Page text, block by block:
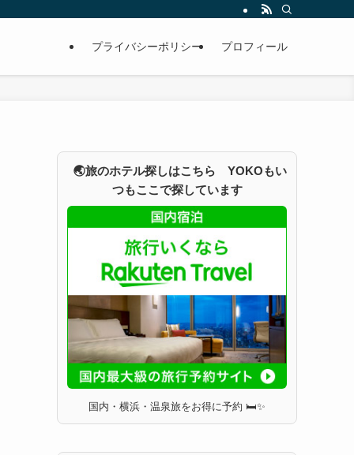
プライバシーポリシー プロフィール
🌏旅のホテル探しはこちら YOKOもい
つもここで探しています
国内・横浜・温泉旅をお得に予約 🛏✨